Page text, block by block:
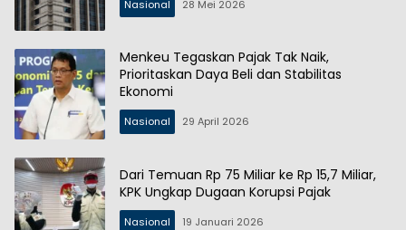
Nasional 28 Mei 2026
Menkeu Tegaskan Pajak Tak Naik,
Prioritaskan Daya Beli dan Stabilitas
Ekonomi
Nasional 29 April 2026
Dari Temuan Rp 75 Miliar ke Rp 15,7 Miliar,
KPK Ungkap Dugaan Korupsi Pajak
Nasional 19 Januari 2026